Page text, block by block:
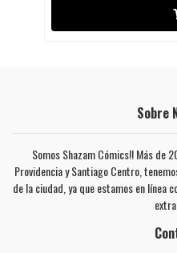
Sobre
Somos Shazam Cómics!! Más de
Providencia y Santiago Centro,
de la ciudad, ya que estamos en línea